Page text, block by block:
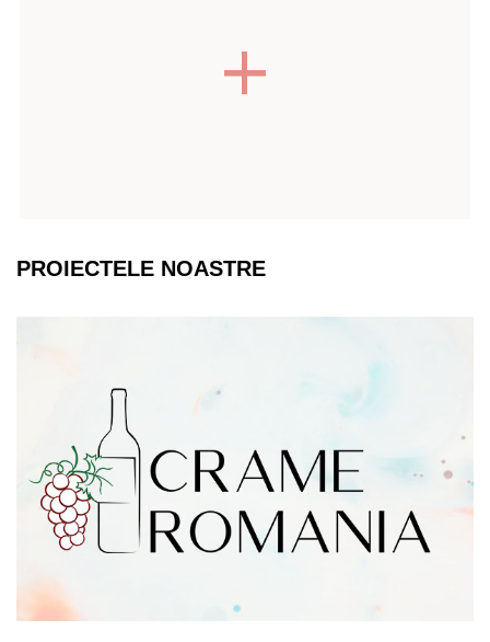
PROIECTELE NOASTRE